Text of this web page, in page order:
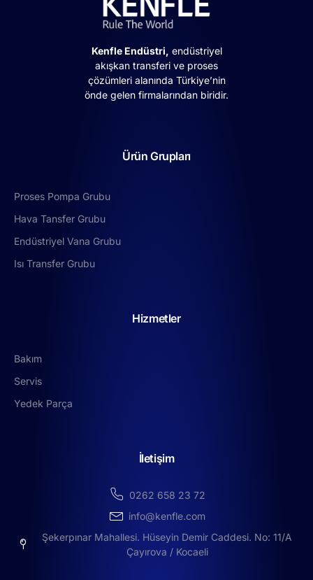
Kenfle Endüstri, endüstriyel
akışkan transferi ve proses
çözümleri alanında Türkiye’nin
önde gelen firmalarından biridir.
Ürün Grupları
Proses Pompa Grubu
Hava Tansfer Grubu
Endüstriyel Vana Grubu
Isı Transfer Grubu
Hizmetler
Bakım
Servis
Yedek Parça
İletişim
0262 658 23 72
info@kenfle.com
Şekerpınar Mahallesi. Hüseyin Demir Caddesi. No: 11/A
Çayırova / Kocaeli